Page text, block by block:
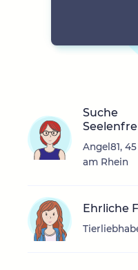
Suche
Angel81,
am Rhein
Ehrliche